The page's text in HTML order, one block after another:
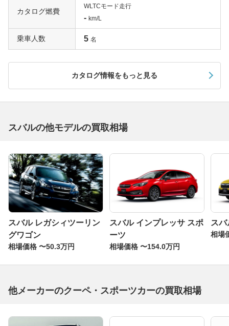
カタログ燃費
WLTCモード走行
- km/L
乗車人数 5 名
カタログ情報をもっと見る
スバルの他モデルの買取相場
スバル レガシィツーリン
グワゴン
相場価格 〜50.3万円
スバル インプレッサ スポ
ーツ
相場価格 〜154.0万円
ス
相場
他メーカーのクーペ・スポーツカーの買取相場